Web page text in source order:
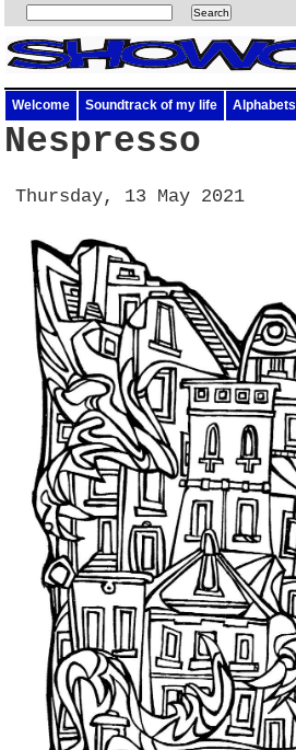
Welcome Soundtrack of my life Alphabets
Nespresso
Thursday, 13 May 2021